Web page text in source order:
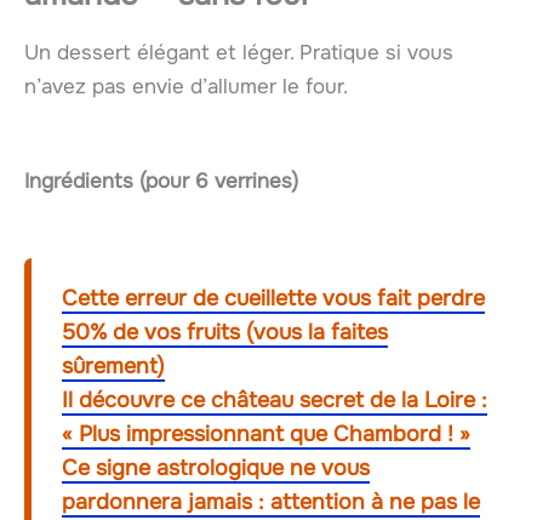
Un dessert élégant et léger. Pratique si vous
n’avez pas envie d’allumer le four.
Ingrédients (pour 6 verrines)
Cette erreur de cueillette vous fait perdre
50% de vos fruits (vous la faites
sûrement)
Il découvre ce château secret de la Loire :
« Plus impressionnant que Chambord ! »
Ce signe astrologique ne vous
pardonnera jamais : attention à ne pas le